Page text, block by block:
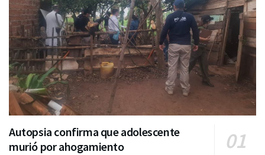
Autopsia confirma que adolescente
murió por ahogamiento